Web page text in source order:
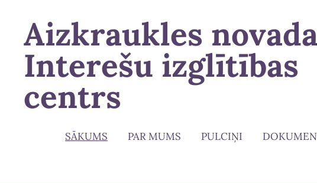
Aizkraukles novada
Interešu izglītības
centrs
SĀKUMS PAR MUMS PULCIŅI